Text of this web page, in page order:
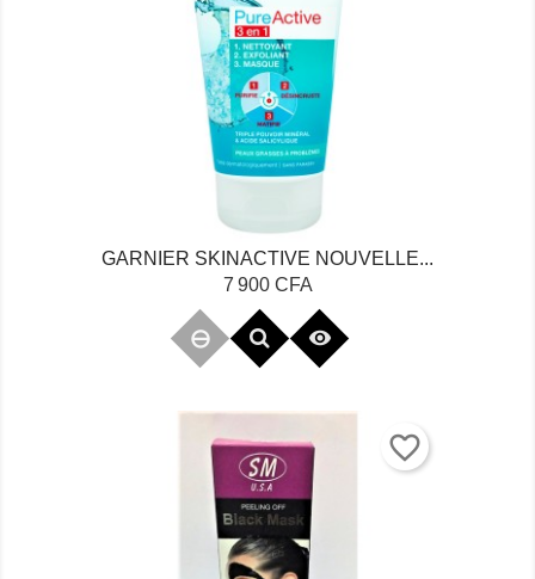
GARNIER SKINACTIVE NOUVELLE...
Prix
7 900 CFA

favorite_border